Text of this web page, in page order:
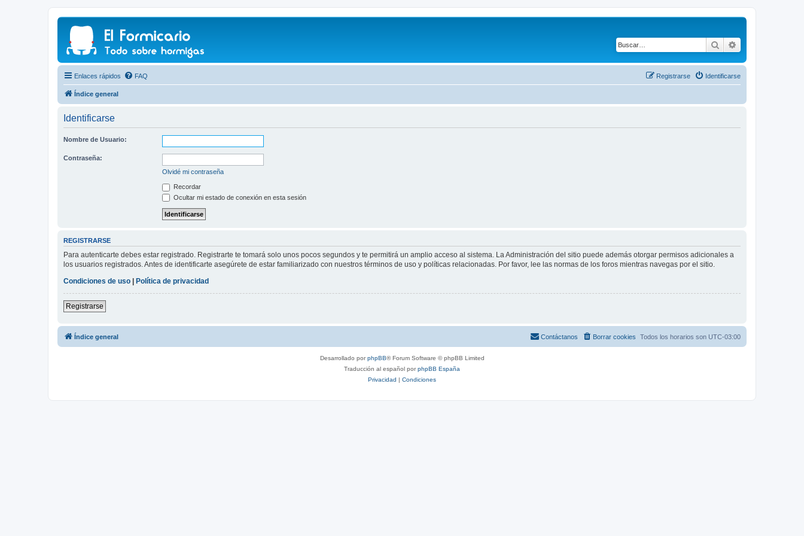
Buscar
Enlaces rápidos FAQ Identificarse
Registrarse
Índice general
Identificarse
Nombre de Usuario:
Contraseña:
Olvidé mi contraseña
Recordar
Ocultar mi estado de conexión en esta sesión
REGISTRARSE
Para autenticarte debes estar registrado. Registrarte te tomará solo unos pocos segundos y te permitirá un amplio acceso al sistema. La Administración del sitio puede además otorgar permisos adicionales a
los usuarios registrados. Antes de identificarte asegúrete de estar familiarizado con nuestros términos de uso y políticas relacionadas. Por favor, lee las normas de los foros mientras navegas por el sitio.
Condiciones de uso | Política de privacidad
Registrarse
Índice general Todos los horarios son UTC-03:00
Borrar cookies
Contáctanos
Desarrollado porphpBB® Forum Software © phpBB Limited
Traducción al español porphpBB España
Privacidad | Condiciones